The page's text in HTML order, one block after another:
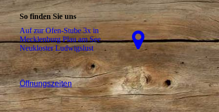
So finden Sie uns
Auf zur Ofen-Stube 3x in
Mecklenburg Plau am See
Neukloster Ludwigslust
Öffnungszeiten